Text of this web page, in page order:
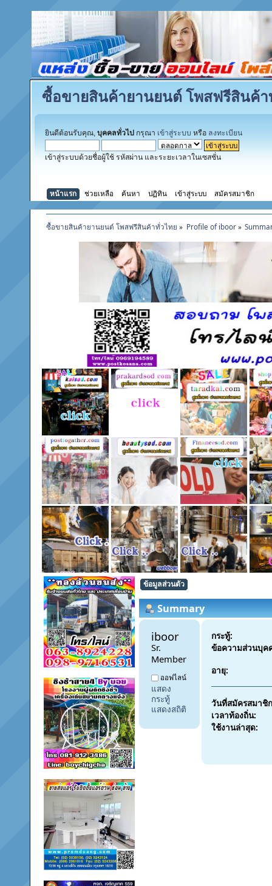
ซื้อขายสินค้ายานยนต์ โพสฟรีสินค้า
ยินดีต้อนรับคุณ, บุคคลทั่วไป กรุณา เข้าสู่ระบบ หรือ ลงทะเบียน
เข้าสู่ระบบด้วยชื่อผู้ใช้ รหัสผ่าน และระยะเวลาในเซสชั่น
หน้าแรก ช่วยเหลือ ค้นหา ปฏิทิน เข้าสู่ระบบ สมัครสมาชิก
ซื้อขายสินค้ายานยนต์ โพสฟรีสินค้าทั่วไทย » Profile of iboor»
ข้อมูลส่วนตัว
Summary
iboor
Sr.
Member
ออฟไลน์
แสดง
กระทู้
แสดงสถิติ
กระทู้:
ข้อความส่วนบุค
อายุ:
วันที่สมัครสมาชิ
เวลาท้องถิ่น:
ใช้งานล่าสุด: